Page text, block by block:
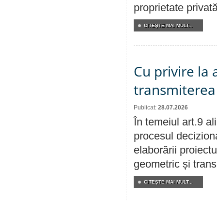
proprietate
CITEŞTE MAI MULT...
Cu privire la
Publicat: 28.07.2026
În temeiul art.9
procesul
elaborării
geometric și
CITEŞTE MAI MULT...